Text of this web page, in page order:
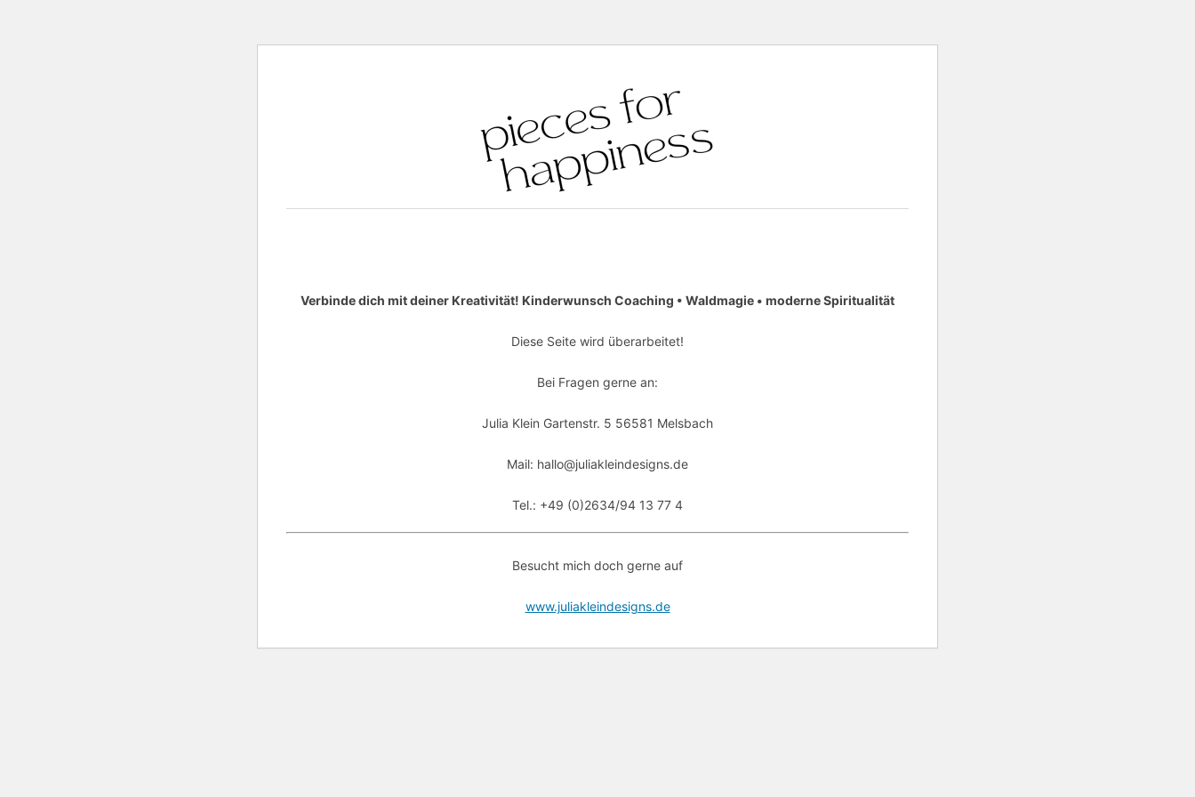
Verbinde dich mit deiner Kreativität! Kinderwunsch Coaching • Waldmagie • moderne Spiritualität
Diese Seite wird überarbeitet!
Bei Fragen gerne an:
Julia Klein Gartenstr. 5 56581 Melsbach
Mail: hallo@juliakleindesigns.de
Tel.: +49 (0)2634/94 13 77 4
Besucht mich doch gerne auf
www.juliakleindesigns.de